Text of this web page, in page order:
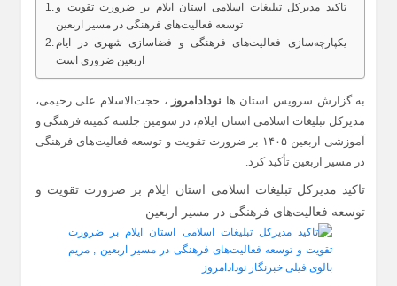
تاکید مدیرکل تبلیغات اسلامی استان ایلام بر ضرورت تقویت و
توسعه فعالیت‌های فرهنگی در مسیر اربعین
یکپارچه‌سازی فعالیت‌های فرهنگی و فضاسازی شهری در ایام
اربعین ضروری است
به گزارش سرویس استان ها نودادامروز ، حجت‌الاسلام علی رحیمی،
مدیرکل تبلیغات اسلامی استان ایلام، در سومین جلسه کمیته فرهنگی و
آموزشی اربعین ۱۴۰۵ بر ضرورت تقویت و توسعه فعالیت‌های فرهنگی
در مسیر اربعین تأکید کرد.
تاکید مدیرکل تبلیغات اسلامی استان ایلام بر ضرورت تقویت و
توسعه فعالیت‌های فرهنگی در مسیر اربعین